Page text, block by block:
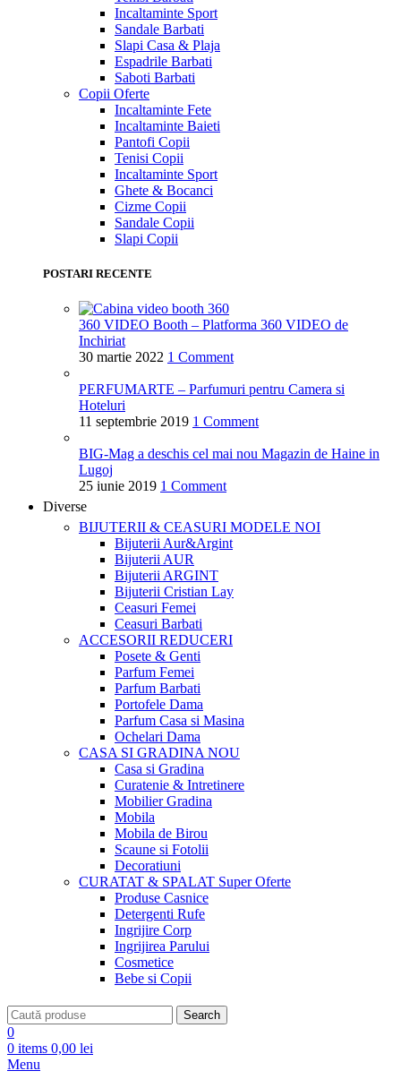
Incaltaminte Sport
Sandale Barbati
Slapi Casa & Plaja
Espadrile Barbati
Saboti Barbati
Copii Oferte
Incaltaminte Fete
Incaltaminte Baieti
Pantofi Copii
Tenisi Copii
Incaltaminte Sport
Ghete & Bocanci
Cizme Copii
Sandale Copii
Slapi Copii
POSTARI RECENTE
360 VIDEO Booth – Platforma 360 VIDEO de
Inchiriat
30 martie 2022 1 Comment
PERFUMARTE – Parfumuri pentru Camera si
Hoteluri
11 septembrie 2019 1 Comment
BIG-Mag a deschis cel mai nou Magazin de Haine in
Lugoj
25 iunie 2019 1 Comment
Diverse
BIJUTERII & CEASURI MODELE NOI
Bijuterii Aur&Argint
Bijuterii AUR
Bijuterii ARGINT
Bijuterii Cristian Lay
Ceasuri Femei
Ceasuri Barbati
ACCESORII REDUCERI
Posete & Genti
Parfum Femei
Parfum Barbati
Portofele Dama
Parfum Casa si Masina
Ochelari Dama
CASA SI GRADINANOU
Casa si Gradina
Curatenie & Intretinere
Mobilier Gradina
Mobila
Mobila de Birou
Scaune si Fotolii
Decoratiuni
CURATAT & SPALAT Super Oferte
Produse Casnice
Detergenti Rufe
Ingrijire Corp
Ingrijirea Parului
Cosmetice
Bebe si Copii
Search
0
0 items 0,00 lei
Menu